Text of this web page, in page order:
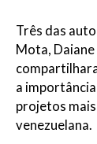
Três das
Mota,
a
projetos
venezuelana.